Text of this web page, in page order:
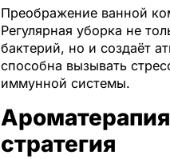
Преображение ванной
Регулярная уборка не
бактерий, но и создаёт
способна вызывать
иммунной системы.
стратегия